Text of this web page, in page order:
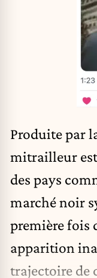
Produite par
mitrailleur est
des pays
marché noir
première fois
apparition
trajectoire de